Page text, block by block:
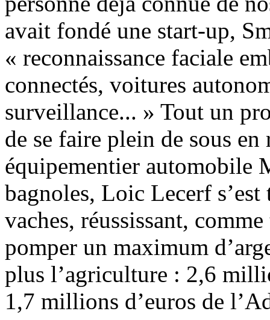
avait fondé une start-up,
« reconnaissance faciale
connectés, voitures
surveillance... » Tout un
de se faire plein de sous
équipementier automobile
bagnoles, Loic Lecerf
vaches, réussissant,
pomper un maximum
plus l’agriculture : 2,6
1,7 millions d’euros de